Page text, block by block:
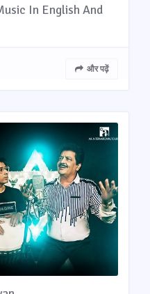
In English And
और पढ़ें